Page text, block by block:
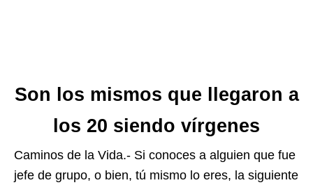
Son los mismos que llegaron a
los 20 siendo vírgenes
Caminos de la Vida.- Si conoces a alguien que fue
jefe de grupo, o bien, tú mismo lo eres, la siguiente